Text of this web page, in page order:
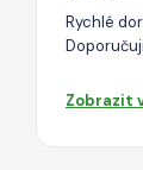
Rychlé
Zobrazit